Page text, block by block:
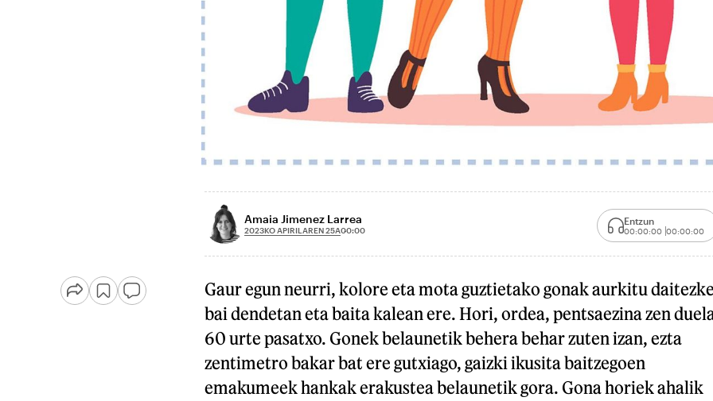
Amaia Jimenez Larrea
2023KO APIRILAREN 25A00:00
Entzun
00:00:00 00:00:00
Gaur egun neurri, kolore eta mota guztietako gonak aurkitu
bai dendetan eta baita kalean ere. Hori, ordea, pentsaezina zen
60 urte pasatxo. Gonek belaunetik behera behar zuten izan, ezta
zentimetro bakar bat ere gutxiago, gaizki ikusita baitzegoen
emakumeek hankak erakustea belaunetik gora. Gona horiek ahalik